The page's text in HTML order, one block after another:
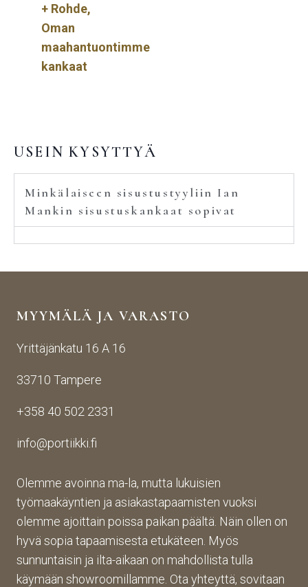
+ Rohde,
Oman
maahantuontimme
kankaat
USEIN KYSYTTYÄ
Minkälaiseen sisustustyyliin Ian
Mankin sisustuskankaat sopivat
MYYMÄLÄ JA VARASTO
Yrittäjänkatu 16 A 16
33710 Tampere
+358 40 502 2331
info@portiikki.fi
Olemme avoinna ma-la, mutta lukuisien
työmaakäyntien ja asiakastapaamisten vuoksi
olemme ajoittain poissa paikan päältä. Näin ollen on
hyvä sopia tapaamisesta etukäteen. Myös
sunnuntaisin ja ilta-aikaan on mahdollista tulla
käymään showroomillamme. Ota yhteyttä, sovitaan